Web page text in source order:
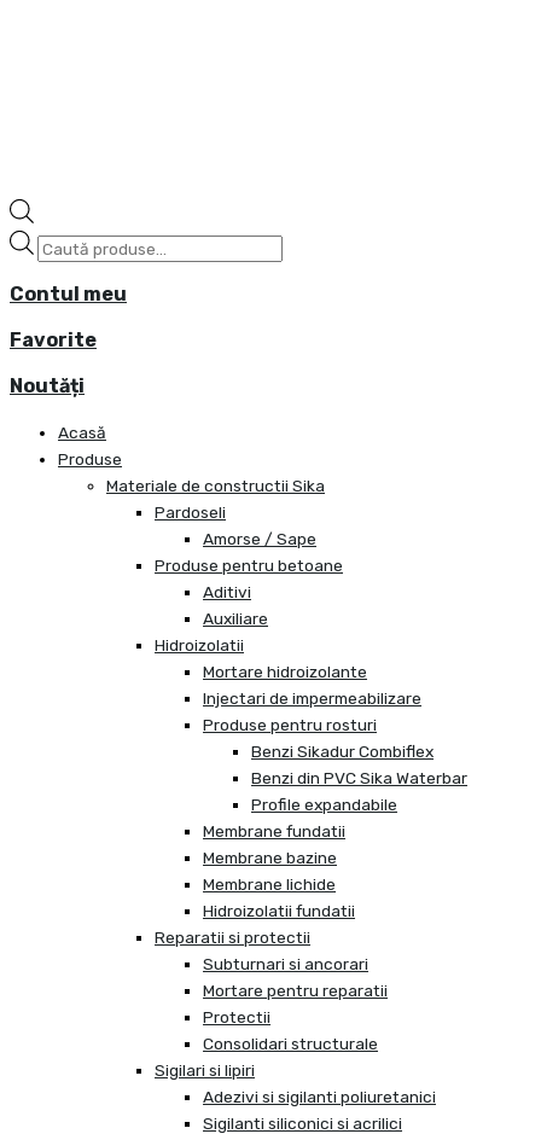
Contul meu
Favorite
Noutăți
Acasă
Produse
Materiale de constructii Sika
Pardoseli
Amorse / Sape
Produse pentru betoane
Aditivi
Auxiliare
Hidroizolatii
Mortare hidroizolante
Injectari de impermeabilizare
Produse pentru rosturi
Benzi Sikadur Combiflex
Benzi din PVC Sika Waterbar
Profile expandabile
Membrane fundatii
Membrane bazine
Membrane lichide
Hidroizolatii fundatii
Reparatii si protectii
Subturnari si ancorari
Mortare pentru reparatii
Protectii
Consolidari structurale
Sigilari si lipiri
Adezivi si sigilanti poliuretanici
Sigilanti siliconici si acrilici